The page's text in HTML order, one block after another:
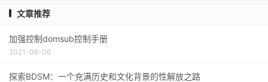
文章推荐
加强控制domsub控制手册
2021-06-06
探索BDSM：一个充满历史和文化背景的性解放之路